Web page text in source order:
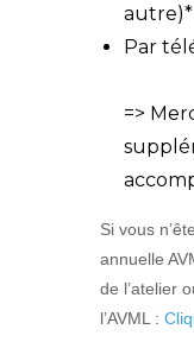
autre)*
Par
=>
Si vous
annuelle
de l’atelier
l’AVML :